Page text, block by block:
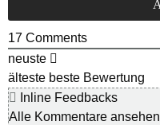
17 Comments
neuste
älteste beste Bewertung
Inline Feedbacks
Alle Kommentare ansehen